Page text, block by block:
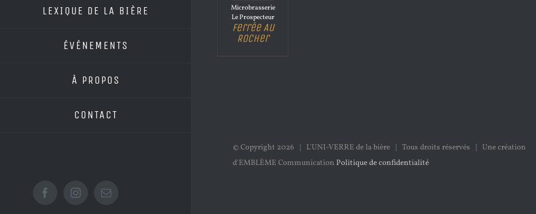
LEXIQUE DE LA BIÈRE
ÉVÉNEMENTS
À PROPOS
CONTACT
FacebookInstagramEmail
Microbrasserie
Le Prospecteur
Ferrée Au
Rocher
© Copyright 2026 | L'UNI-VERRE de la bière | Tous droits réservés | Une création
d'EMBLÈME Communication Politique de confidentialité